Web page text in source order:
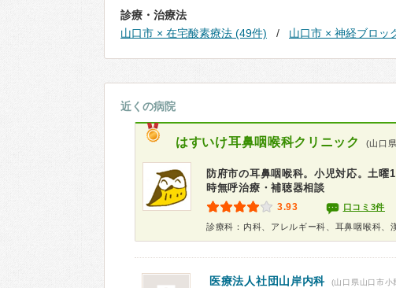
診療・治療法
山口市 × 在宅酸素療法 (49件)
山口市 × 神経ブロッ
近くの病院
はすいけ耳鼻咽喉科クリニック (山口
防府市の耳鼻咽喉科。小児対応。土
時無呼治療・補聴器相談
3.93 口コミ3件
診療科：内科、アレルギー科、耳鼻咽喉科、
医療法人社団山岸内科 (山口県山口市小